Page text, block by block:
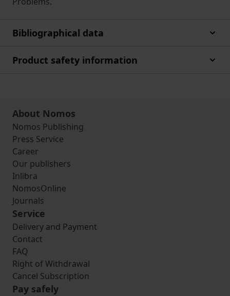
Bibliographical data
Product safety information
About Nomos
Nomos Publishing
Press Service
Career
Our publishers
Inlibra
NomosOnline
Journals
Service
Delivery and Payment
Contact
FAQ
Right of Withdrawal
Cancel Subscription
Pay safely